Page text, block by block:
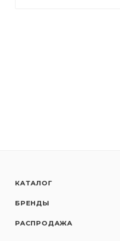
КАТАЛОГ
БРЕНДЫ
РАСПРОДАЖА